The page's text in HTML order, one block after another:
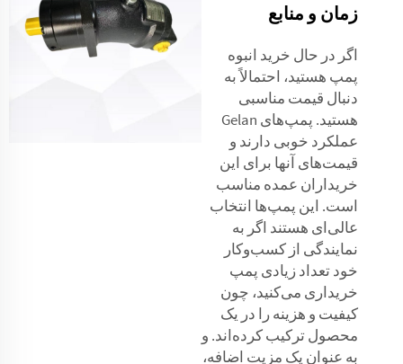
زمان و منابع
اگر در حال خرید انبوه
پمپ هستید، احتمالاً به
دنبال قیمت مناسبی
هستید. پمپ‌های Gelan
عملکرد خوبی دارند و
قیمت‌های آنها برای این
خریداران عمده مناسب
است. این پمپ‌ها انتخاب
عالی‌ای هستند اگر به
نمایندگی از کسب‌وکار
خود تعداد زیادی پمپ
خریداری می‌کنید، چون
کیفیت و هزینه را در یک
محصول ترکیب کرده‌اند. و
به عنوان یک مزیت اضافه،